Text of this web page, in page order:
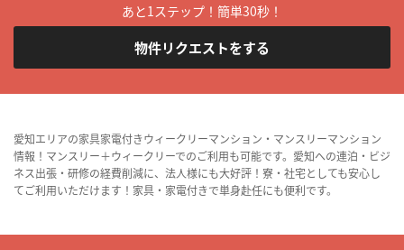
あと1ステップ！簡単30秒！
物件リクエストをする
愛知エリアの家具家電付きウィークリーマンション・マンスリーマンション
情報！マンスリー＋ウィークリーでのご利用も可能です。愛知への連泊・ビジ
ネス出張・研修の経費削減に、法人様にも大好評！寮・社宅としても安心し
てご利用いただけます！家具・家電付きで単身赴任にも便利です。